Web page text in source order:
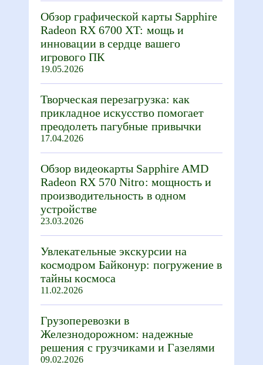
Обзор графической карты Sapphire
Radeon RX 6700 XT: мощь и
инновации в сердце вашего
игрового ПК
19.05.2026
Творческая перезагрузка: как
прикладное искусство помогает
преодолеть пагубные привычки
17.04.2026
Обзор видеокарты Sapphire AMD
Radeon RX 570 Nitro: мощность и
производительность в одном
устройстве
23.03.2026
Увлекательные экскурсии на
космодром Байконур: погружение в
тайны космоса
11.02.2026
Грузоперевозки в
Железнодорожном: надежные
решения с грузчиками и Газелями
09.02.2026